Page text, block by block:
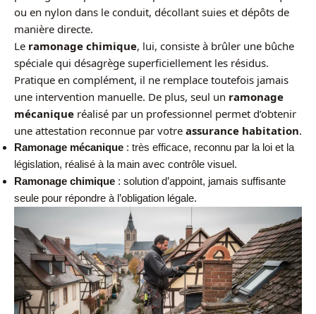
ou en nylon dans le conduit, décollant suies et dépôts de
manière directe.
Le ramonage chimique, lui, consiste à brûler une bûche
spéciale qui désagrège superficiellement les résidus.
Pratique en complément, il ne remplace toutefois jamais
une intervention manuelle. De plus, seul un ramonage
mécanique réalisé par un professionnel permet d’obtenir
une attestation reconnue par votre assurance habitation.
Ramonage mécanique : très efficace, reconnu par la loi et la
législation, réalisé à la main avec contrôle visuel.
Ramonage chimique : solution d’appoint, jamais suffisante
seule pour répondre à l’obligation légale.